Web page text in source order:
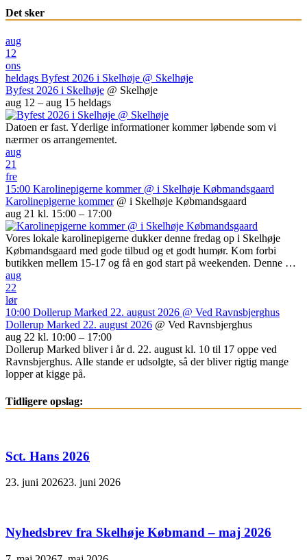
Det sker
aug
12
ons
heldags Byfest 2026 i Skelhøje @ Skelhøje
Byfest 2026 i Skelhøje @ Skelhøje
aug 12 – aug 15 heldags
Datoen er fast. Yderlige informationer kommer løbende som vi
nærmer os arrangementet.
aug
21
fre
15:00 Karolinepigerne kommer @ i Skelhøje Købmandsgaard
Karolinepigerne kommer @ i Skelhøje Købmandsgaard
aug 21 kl. 15:00 – 17:00
Vores lokale karolinepigerne dukker denne fredag op i Skelhøje
Købmandsgaard med gode tilbud og et godt humør. Kom forbi
butikken mellem 15-17 og få en god start på weekenden. Denne …
aug
22
lør
10:00 Dollerup Marked 22. august 2026 @ Ved Ravnsbjerghus
Dollerup Marked 22. august 2026 @ Ved Ravnsbjerghus
aug 22 kl. 10:00 – 17:00
Dollerup Marked bliver i år d. 22. august kl. 10 til 17 oppe ved
Ravnsbjerghus. Alle stande er udsolgte, så der bliver rigtig mange
lopper at kigge på.
Tidligere opslag:
Sct. Hans 2026
23. juni 202623. juni 2026
Nyhedsbrev fra Skelhøje Købmand – maj 2026